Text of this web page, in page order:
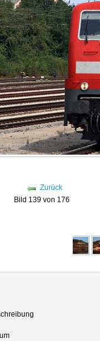
Zurück
Bild 139 von 176